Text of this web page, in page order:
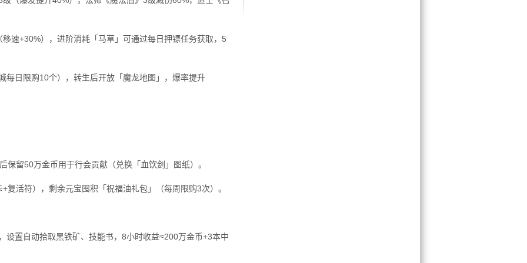
速+30%），进阶消耗「马草」可通过每日押镖任务获取，5
每日限购10个），转生后开放「魔龙地图」，爆率提升
保留50万金币用于行会贡献（兑换「血饮剑」图纸）。
复活符），剩余元宝囤积「祝福油礼包」（每周限购3次）。
设置自动拾取黑铁矿、技能书，8小时收益≈200万金币+3本中